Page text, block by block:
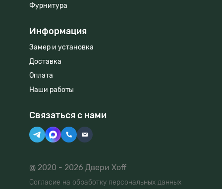
Фурнитура
Информация
Замер и установка
Доставка
Оплата
Наши работы
Связаться с нами
@ 2020 - 2026 Двери Xoff
Согласие на обработку персональных данных